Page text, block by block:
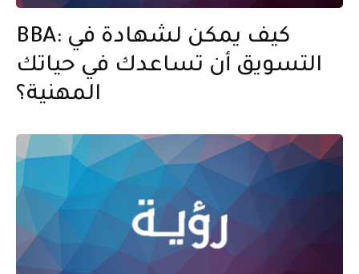
BBA: كيف يمكن لشهادة في
التسويق أن تساعدك في حياتك
المهنية؟